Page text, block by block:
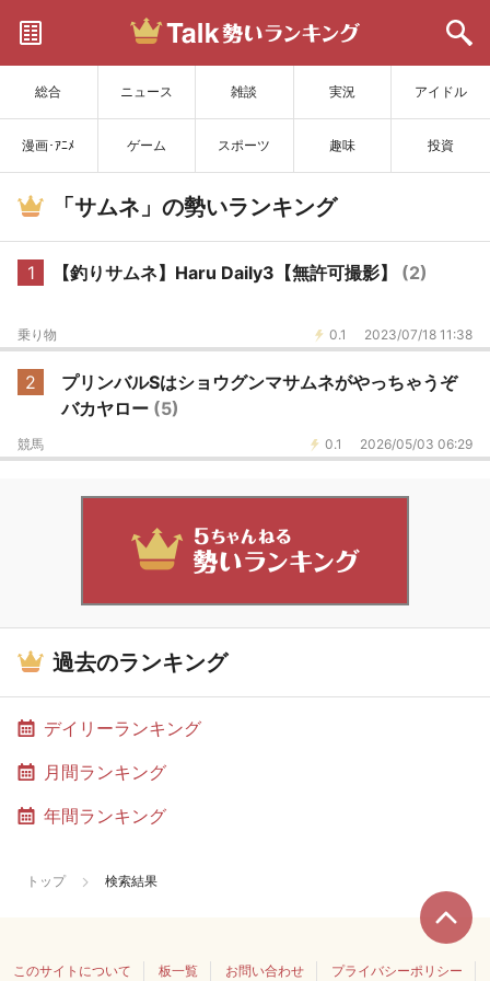
総合 ニュース 雑談 実況 アイドル
漫画･ｱﾆﾒ ゲーム スポーツ 趣味 投資
サイトを更新
「サムネ」の勢いランキング
1 【釣りサムネ】Haru Daily3【無許可撮影】 (2)
0.1 2023/07/18 11:38
乗り物
2
プリンバルSはショウグンマサムネがやっちゃうぞ
バカヤロー (5)
0.1 2026/05/03 06:29
競馬
過去のランキング
デイリーランキング
月間ランキング
年間ランキング
トップ 検索結果
このサイトについて 板一覧 お問い合わせ プライバシーポリシー